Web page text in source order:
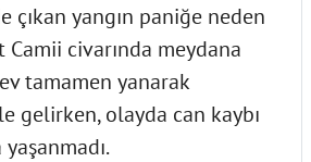
çıkan yangın paniğe neden
Camii civarında meydana
tamamen yanarak
gelirken, olayda can kaybı